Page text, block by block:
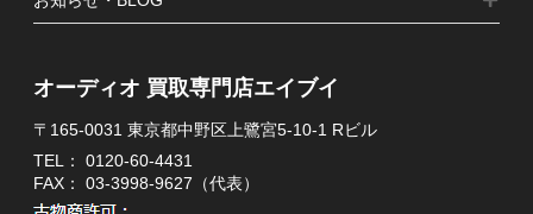
オーディオ 買取専門店エイブイ
〒165-0031 東京都中野区上鷺宮5-10-1 Rビル
TEL： 0120-60-4431
FAX： 03-3998-9627（代表）